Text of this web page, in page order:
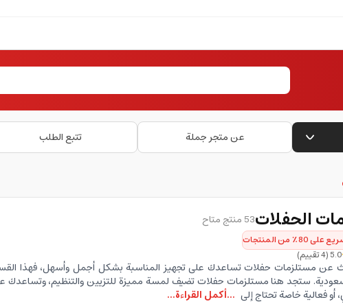
عن متجر جملة تتبع الطلب
الحفلات53 منتج متاح
من المنتجات
5.0
(
4تقييم)
عن مستلزمات حفلات تساعدك على تجهيز المناسبة بشكل أجمل وأسهل، فهذا
ستجد هنا مستلزمات حفلات تضيف لمسة مميزة للتزيين والتنظيم، وتساعدك
أو فعالية خاصة تحتاج إلى ...أكمل القراءة...